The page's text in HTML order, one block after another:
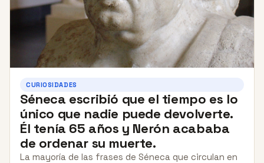
CURIOSIDADES
Séneca escribió que el tiempo es lo
único que nadie puede devolverte.
Él tenía 65 años y Nerón acababa
de ordenar su muerte.
La mayoría de las frases de Séneca que circulan en